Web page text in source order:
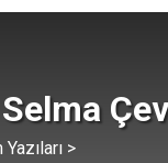
Yazıları >